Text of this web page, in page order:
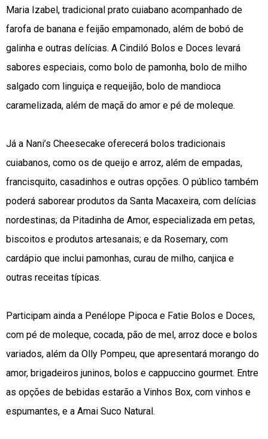
Maria Izabel, tradicional prato cuiabano acompanhado de
farofa de banana e feijão empamonado, além de bobó de
galinha e outras delícias. A Cindiló Bolos e Doces levará
sabores especiais, como bolo de pamonha, bolo de milho
salgado com linguiça e requeijão, bolo de mandioca
caramelizada, além de maçã do amor e pé de moleque.
Já a Nani’s Cheesecake oferecerá bolos tradicionais
cuiabanos, como os de queijo e arroz, além de empadas,
francisquito, casadinhos e outras opções. O público também
poderá saborear produtos da Santa Macaxeira, com delícias
nordestinas; da Pitadinha de Amor, especializada em petas,
biscoitos e produtos artesanais; e da Rosemary, com
cardápio que inclui pamonhas, curau de milho, canjica e
outras receitas típicas.
Participam ainda a Penélope Pipoca e Fatie Bolos e Doces,
com pé de moleque, cocada, pão de mel, arroz doce e bolos
variados, além da Olly Pompeu, que apresentará morango do
amor, brigadeiros juninos, bolos e cappuccino gourmet. Entre
as opções de bebidas estarão a Vinhos Box, com vinhos e
espumantes, e a Amai Suco Natural.